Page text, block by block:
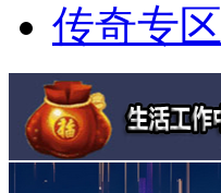
传奇专区